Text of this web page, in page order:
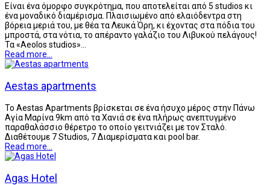
Είναι ένα όμορφο συγκρότημα, που αποτελείται από 5 studios κι
ένα μοναδικό διαμέρισμα. Πλαισιωμένο από ελαιόδεντρα στη
βόρεια μεριά του, με θέα τα Λευκά Όρη, κι έχοντας στα πόδια του
μπροστά, στα νότια, το απέραντο γαλάζιο του Λιβυκού πελάγους!
Τα «Aeolos studios»…
Read more...
Aestas apartments
Το Aestas Apartments βρίσκεται σε ένα ήσυχο μέρος στην Πάνω
Αγία Μαρίνα 9km από τα Χανιά σε ένα πλήρως ανεπτυγμένο
παραθαλάσσιο θέρετρο το οποίο γειτνιάζει με τον Σταλό.
Διαθέτουμε 7 Studios, 7 Διαμερίσματα και pool bar.
Read more...
Agas Hotel